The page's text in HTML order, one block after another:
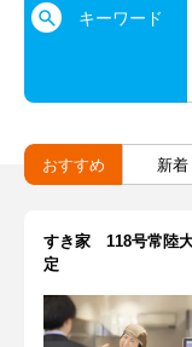
キーワード
おすすめ 新着
すき家 118号常陸
定